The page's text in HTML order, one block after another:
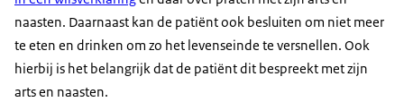
naasten. Daarnaast kan de patiënt ook besluiten om niet meer
te eten en drinken om zo het levenseinde te versnellen. Ook
hierbij is het belangrijk dat de patiënt dit bespreekt met zijn
arts en naasten.